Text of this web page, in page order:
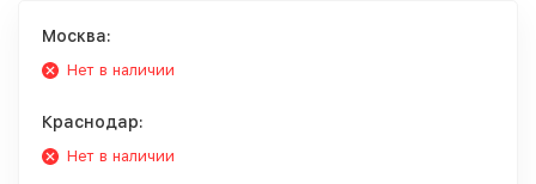
Москва:
Нет в наличии
Краснодар:
Нет в наличии